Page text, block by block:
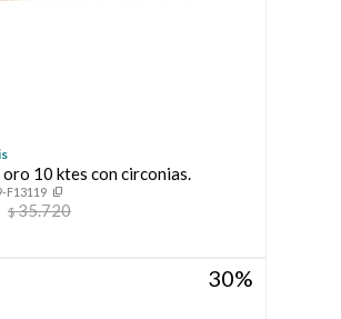
10 ktes con circonias.
F13119
$35.720
30